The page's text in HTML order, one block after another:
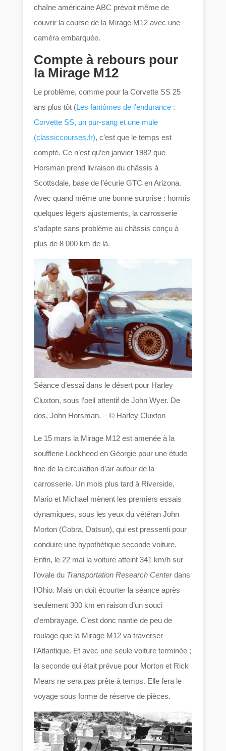
chaîne américaine ABC prévoit même de
couvrir la course de la Mirage M12 avec une
caméra embarquée.
Compte à rebours pour
la Mirage M12
Le problème, comme pour la Corvette SS 25
ans plus tôt (Les fantômes de l’endurance :
Corvette SS, un pur-sang et une mule
(classiccourses.fr), c’est que le temps est
compté. Ce n’est qu’en janvier 1982 que
Horsman prend livraison du châssis à
Scottsdale, base de l’écurie GTC en Arizona.
Avec quand même une bonne surprise : hormis
quelques légers ajustements, la carrosserie
s’adapte sans problème au châssis conçu à
plus de 8 000 km de là.
Séance d’essai dans le désert pour Harley
Cluxton, sous l’oeil attentif de John Wyer. De
dos, John Horsman. – © Harley Cluxton
Le 15 mars la Mirage M12 est amenée à la
soufflerie Lockheed en Géorgie pour une étude
fine de la circulation d’air autour de la
carrosserie. Un mois plus tard à Riverside,
Mario et Michael mènent les premiers essais
dynamiques, sous les yeux du vétéran John
Morton (Cobra, Datsun), qui est pressenti pour
conduire une hypothétique seconde voiture.
Enfin, le 22 mai la voiture atteint 341 km/h sur
l’ovale du Transportation Research Centerdans
l’Ohio. Mais on doit écourter la séance après
seulement 300 km en raison d’un souci
d’embrayage. C’est donc nantie de peu de
roulage que la Mirage M12 va traverser
l’Atlantique. Et avec une seule voiture terminée ;
la seconde qui était prévue pour Morton et Rick
Mears ne sera pas prête à temps. Elle fera le
voyage sous forme de réserve de pièces.